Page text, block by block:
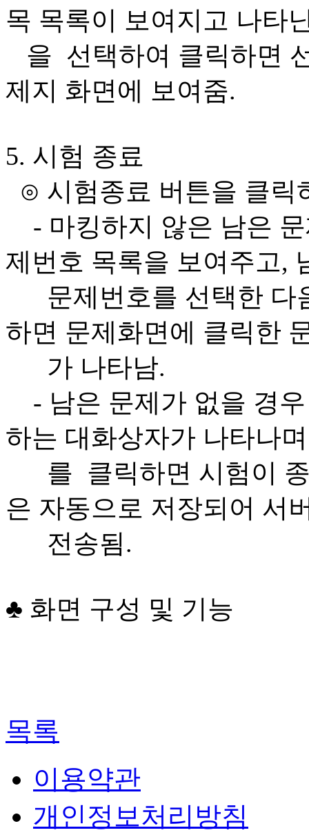
목 목록이 보여지고 나타
을 선택하여 클릭하면
제지 화면에 보여줌.
5. 시험 종료
⊙ 시험종료 버튼을 클릭
- 마킹하지 않은 남은
제번호 목록을 보여주고,
문제번호를 선택한 다
하면 문제화면에 클릭한
가 나타남.
- 남은 문제가 없을 경
하는 대화상자가 나타나
를 클릭하면 시험이 종
은 자동으로 저장되어 서
전송됨.
♣ 화면 구성 및 기능
목록
이용약관
개인정보처리방침